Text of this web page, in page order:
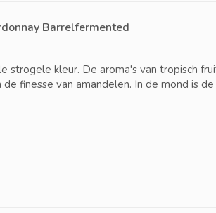
Barrelfermented
strogele kleur. De aroma's van tropisch
finesse van amandelen. In de mond is